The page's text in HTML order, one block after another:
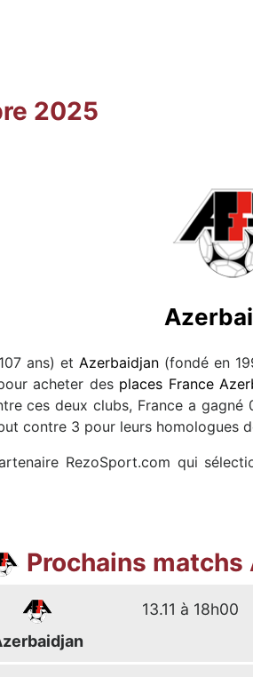
2025
ans) etAzerbaidjan (fondé en
acheter des places France
ces deux clubs, France a
contre 3 pour leurs homologues
RezoSport.com qui
Prochains
13.11 à 18h00